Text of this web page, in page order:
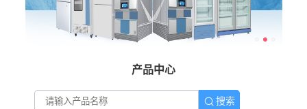
产品中心
搜索